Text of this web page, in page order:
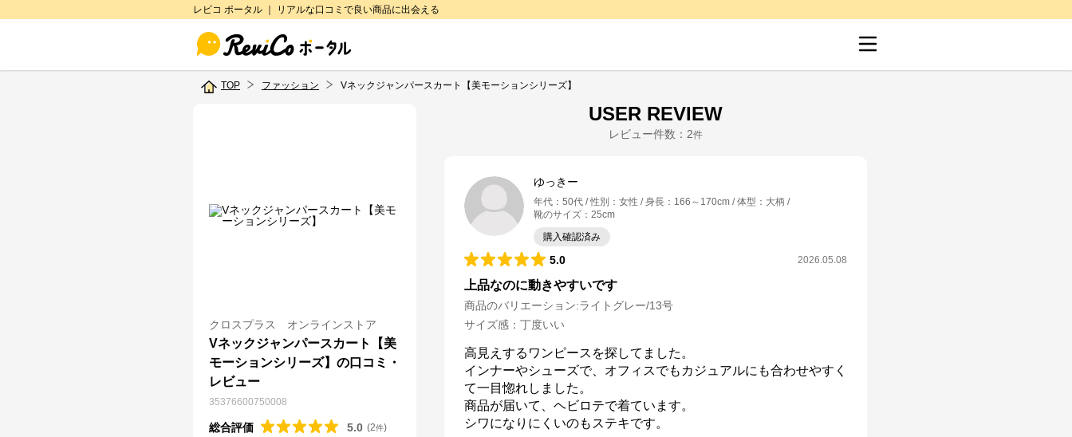
レビコ ポータル ｜ リアルな口コミで良い商品に出会える
TOP ファッション Vネックジャンパースカート【美モーションシリーズ】
クロスプラス オンラインストア
Vネックジャンパースカート【美
モーションシリーズ】の口コミ・
レビュー
35376600750008
総合評価 5.0 (2件)
USER REVIEW
レビュー件数： 2件
ゆっきー
年代 ： 50代 性別 ： 女性 身長 ： 166～170cm 体型 ： 大柄
靴のサイズ ： 25cm
購入確認済み
5.0 2026.05.08
上品なのに動きやすいです
商品のバリエーション:ライトグレー/13号
サイズ感 ： 丁度いい
高見えするワンピースを探してました。
インナーやシューズで、オフィスでもカジュアルにも合わせやすく
て一目惚れしました。
商品が届いて、ヘビロテで着ています。
シワになりにくいのもステキです。